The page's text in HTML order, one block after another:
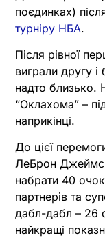
поєдинках)
турніру НБА.
Після рівної
виграли другу і
надто близько.
“Оклахома” –
наприкінці.
До цієї
ЛеБрон Джеймс.
набрати 40
партнерів та
дабл-дабл – 26
найкращі